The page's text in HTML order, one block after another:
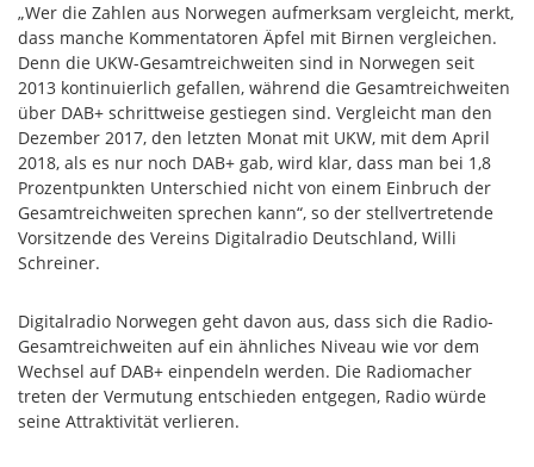
„Wer die Zahlen aus Norwegen aufmerksam vergleicht, merkt,
dass manche Kommentatoren Äpfel mit Birnen vergleichen.
Denn die UKW-Gesamtreichweiten sind in Norwegen seit
2013 kontinuierlich gefallen, während die Gesamtreichweiten
über DAB+ schrittweise gestiegen sind. Vergleicht man den
Dezember 2017, den letzten Monat mit UKW, mit dem April
2018, als es nur noch DAB+ gab, wird klar, dass man bei 1,8
Prozentpunkten Unterschied nicht von einem Einbruch der
Gesamtreichweiten sprechen kann“, so der stellvertretende
Vorsitzende des Vereins Digitalradio Deutschland, Willi
Schreiner.
Digitalradio Norwegen geht davon aus, dass sich die Radio-
Gesamtreichweiten auf ein ähnliches Niveau wie vor dem
Wechsel auf DAB+ einpendeln werden. Die Radiomacher
treten der Vermutung entschieden entgegen, Radio würde
seine Attraktivität verlieren.